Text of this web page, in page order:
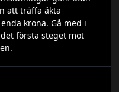
att träffa äkta
krona. Gå med i
första steget mot